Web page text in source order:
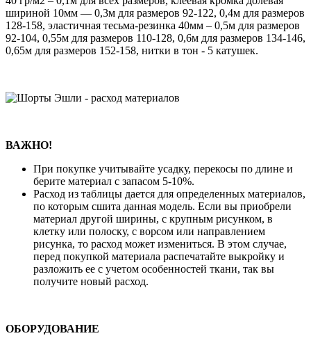
шириной 10мм — 0,3м для размеров 92-122, 0,4м для размеров
128-158, эластичная тесьма-резинка 40мм – 0,5м для размеров
92-104, 0,55м для размеров 110-128, 0,6м для размеров 134-146,
0,65м для размеров 152-158, нитки в тон - 5 катушек.
ВАЖНО!
При покупке учитывайте усадку, перекосы по длине и
берите материал с запасом 5-10%.
Расход из таблицы дается для определенных материалов,
по которым сшита данная модель. Если вы приобрели
материал другой ширины, с крупным рисунком, в
клетку или полоску, с ворсом или направлением
рисунка, то расход может измениться. В этом случае,
перед покупкой материала распечатайте выкройку и
разложить ее с учетом особенностей ткани, так вы
получите новый расход.
ОБОРУДОВАНИЕ